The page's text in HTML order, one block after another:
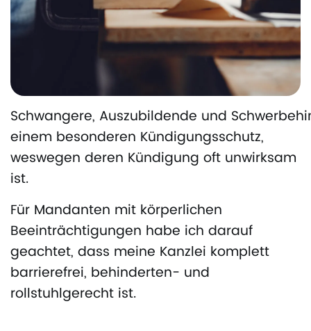
Schwangere, Auszubildende und
einem besonderen Kündigungsschutz,
weswegen deren Kündigung oft unwirksam
ist.
Für Mandanten mit körperlichen
Beeinträchtigungen habe ich darauf
geachtet, dass meine Kanzlei komplett
barrierefrei, behinderten- und
rollstuhlgerecht ist.